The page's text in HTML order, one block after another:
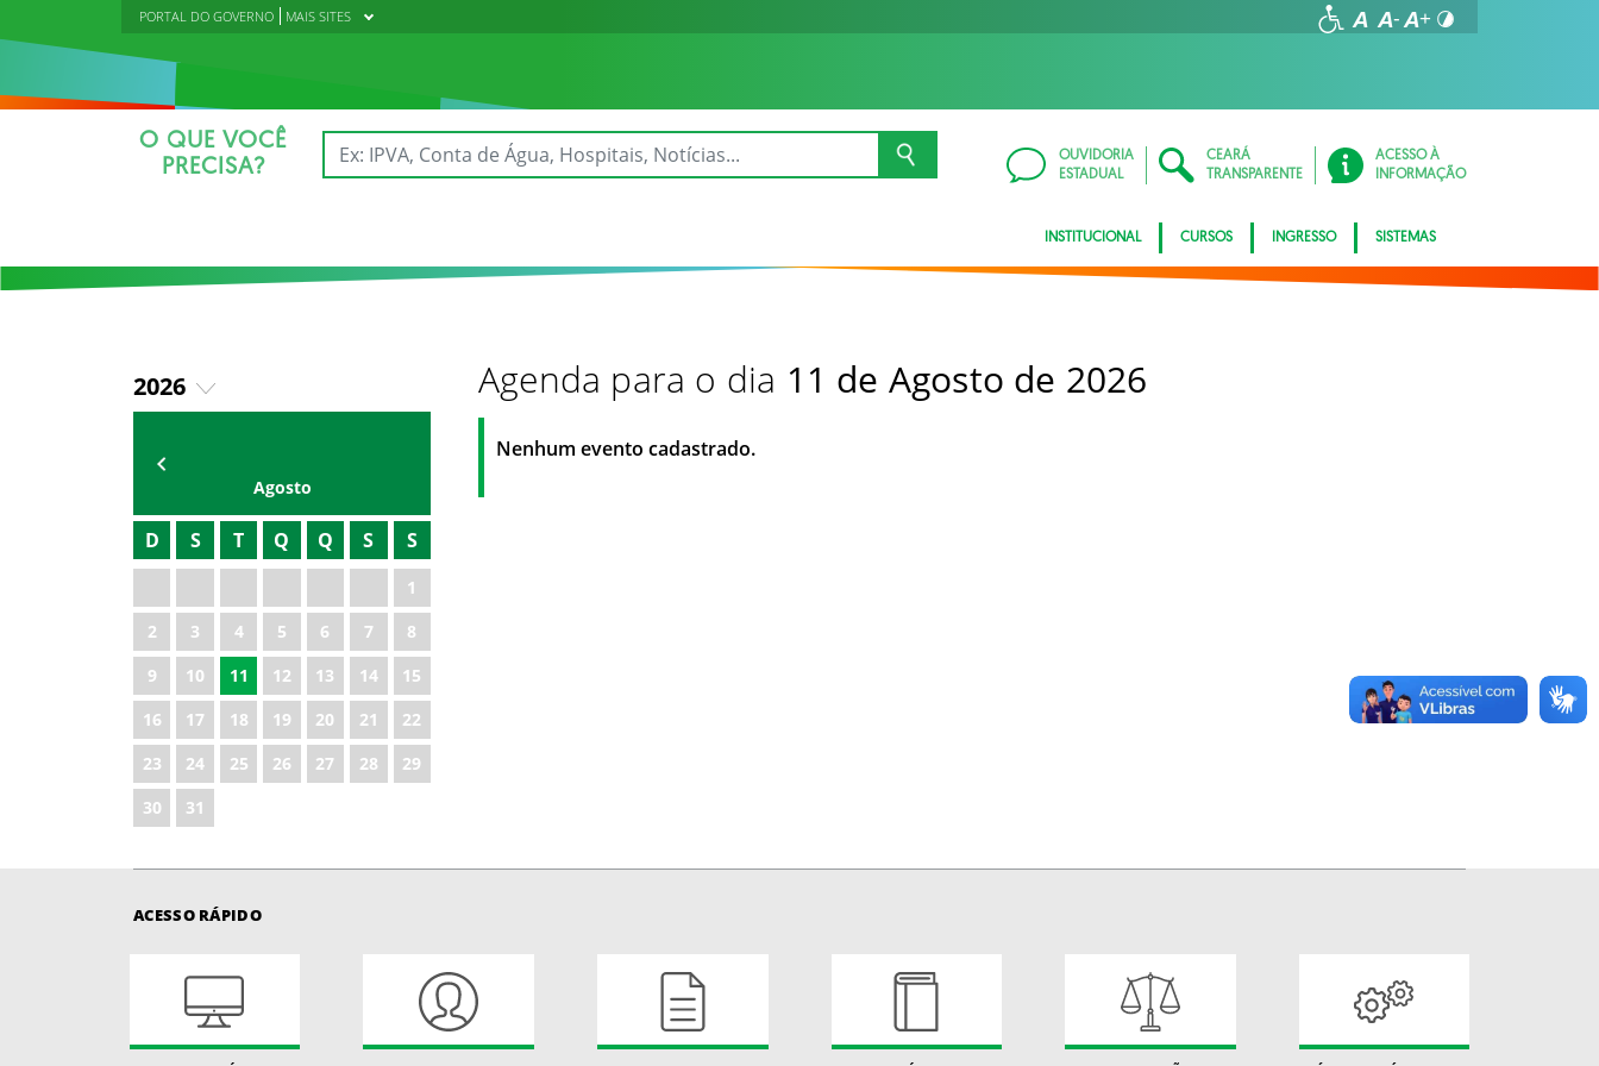
PORTAL DO GOVERNO MAIS SITES
O QUE VOCÊ
PRECISA?
OUVIDORIA
ESTADUAL
CEARÁ
TRANSPARENTE
ACESSO À
INFORMAÇÃO
INSTITUCIONAL CURSOS INGRESSO SISTEMAS
2026
2021
2022
2023
2024
2025
Agosto
D S T Q Q S S
1
2
3 4 5 6 7
8
9
10 11 12 13 14
15
16
17 18 19 20 21
22
23
24 25 26 27 28
29
30
31
Agenda para o dia 11 de Agosto de 2026
Nenhum evento cadastrado.
ACESSO RÁPIDO